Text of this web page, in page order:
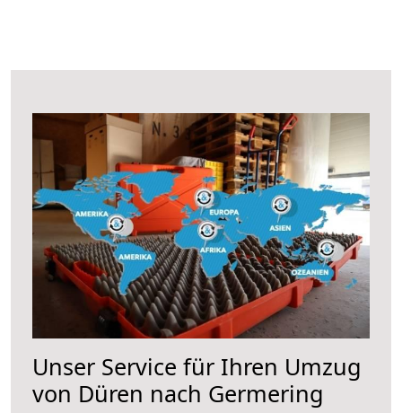
Unser Service für Ihren Umzug
von Düren nach Germering